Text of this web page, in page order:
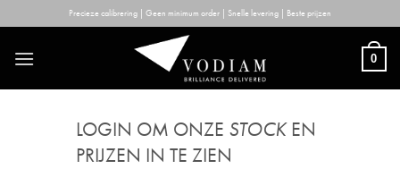
to
content
Precieze calibrering | Geen minimum order | Snelle levering | Beste prijzen
0
LOGIN OM ONZE STOCKEN
PRIJZEN IN TE ZIEN